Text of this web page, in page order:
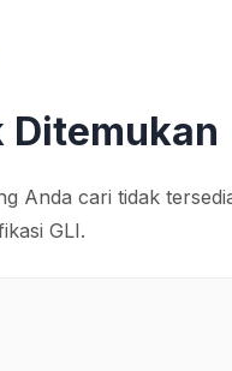
Anda cari tidak
GLI.